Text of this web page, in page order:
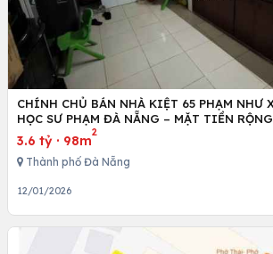
CHÍNH CHỦ BÁN NHÀ KIỆT 65 PHẠM NHƯ
HỌC SƯ PHẠM ĐÀ NẴNG – MẶT TIỀN
3.6 tỷ · 98m
2
Thành phố Đà Nẵng
12/01/2026